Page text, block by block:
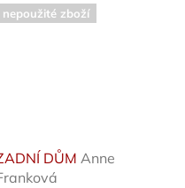
nepoužité zboží
DŮM Anne